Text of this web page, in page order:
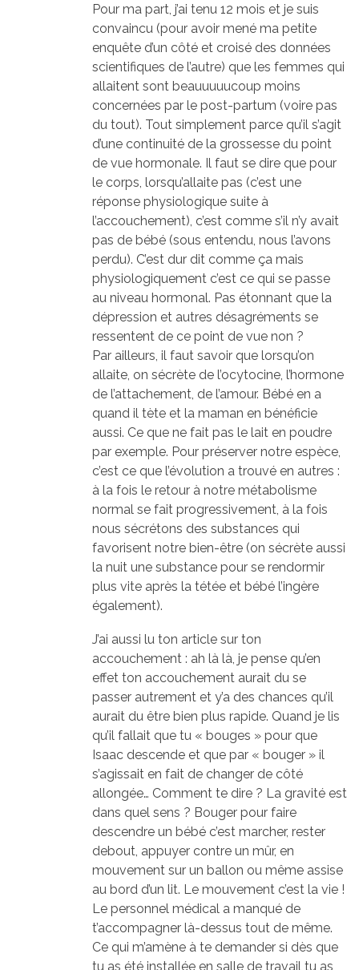
Pour ma part, j’ai tenu 12 mois et je suis
convaincu (pour avoir mené ma petite
enquête d’un côté et croisé des données
scientifiques de l’autre) que les femmes qui
allaitent sont beauuuuucoup moins
concernées par le post-partum (voire pas
du tout). Tout simplement parce qu’il s’agit
d’une continuité de la grossesse du point
de vue hormonale. Il faut se dire que pour
le corps, lorsqu’allaite pas (c’est une
réponse physiologique suite à
l’accouchement), c’est comme s’il n’y avait
pas de bébé (sous entendu, nous l’avons
perdu). C’est dur dit comme ça mais
physiologiquement c’est ce qui se passe
au niveau hormonal. Pas étonnant que la
dépression et autres désagréments se
ressentent de ce point de vue non ?
Par ailleurs, il faut savoir que lorsqu’on
allaite, on sécrète de l’ocytocine, l’hormone
de l’attachement, de l’amour. Bébé en a
quand il tète et la maman en bénéficie
aussi. Ce que ne fait pas le lait en poudre
par exemple. Pour préserver notre espèce,
c’est ce que l’évolution a trouvé en autres :
à la fois le retour à notre métabolisme
normal se fait progressivement, à la fois
nous sécrétons des substances qui
favorisent notre bien-être (on sécrète aussi
la nuit une substance pour se rendormir
plus vite après la tétée et bébé l’ingère
également).
J’ai aussi lu ton article sur ton
accouchement : ah là là, je pense qu’en
effet ton accouchement aurait du se
passer autrement et y’a des chances qu’il
aurait du être bien plus rapide. Quand je lis
qu’il fallait que tu « bouges » pour que
Isaac descende et que par « bouger » il
s’agissait en fait de changer de côté
allongée… Comment te dire ? La gravité est
dans quel sens ? Bouger pour faire
descendre un bébé c’est marcher, rester
debout, appuyer contre un mûr, en
mouvement sur un ballon ou même assise
au bord d’un lit. Le mouvement c’est la vie !
Le personnel médical a manqué de
t’accompagner là-dessus tout de même.
Ce qui m’amène à te demander si dès que
tu as été installée en salle de travail tu as